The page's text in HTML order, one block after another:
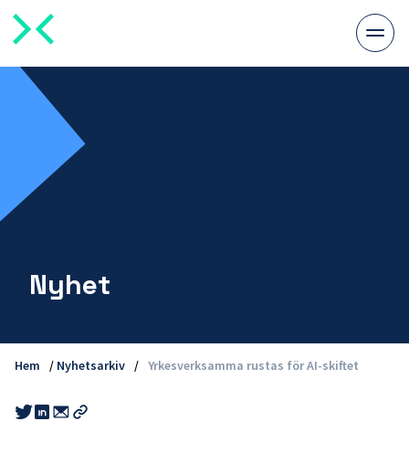
Växla
meny
Nyhet
Hem / Nyhetsarkiv / Yrkesverksamma rustas för AI-skiftet
Share
this
Share
this
Share
this